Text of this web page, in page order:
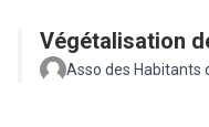
Végétalisation
Asso des Habitants